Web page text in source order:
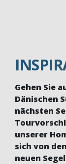
Gehen Sie
Dänischen
nächsten
unserer
sich von
neuen